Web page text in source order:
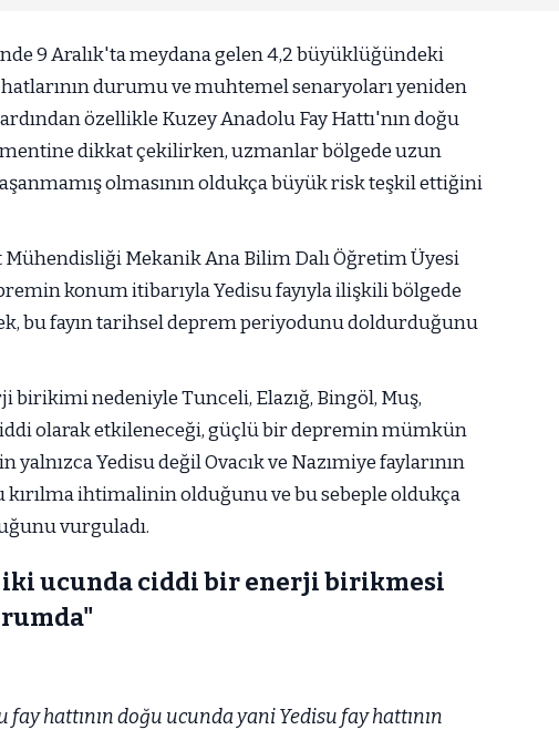
9 Aralık'ta meydana gelen 4,2 büyüklüğündeki
durumu ve muhtemel senaryoları yeniden
özellikle Kuzey Anadolu Fay Hattı'nın doğu
dikkat çekilirken, uzmanlar bölgede uzun
olmasının oldukça büyük risk teşkil ettiğini
Mekanik Ana Bilim Dalı Öğretim Üyesi
konum itibarıyla Yedisu fayıyla ilişkili bölgede
bu fayın tarihsel deprem periyodunu doldurduğunu
birikimi nedeniyle Tunceli, Elazığ, Bingöl, Muş,
olarak etkileneceği, güçlü bir depremin mümkün
Yedisu değil Ovacık ve Nazımiye faylarının
ihtimalinin olduğunu ve bu sebeple oldukça
vurguladı.
iki ucunda ciddi bir enerji birikmesi
fay hattının doğu ucunda yani Yedisu fay hattının